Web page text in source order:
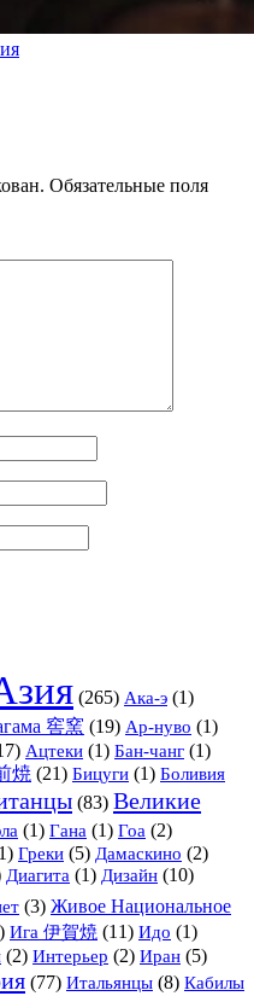
Обязательные поля
(265) Ака-э (1)
窖窯 (19) Ар-нуво (1)
Ацтеки (1) Бан-чанг (1)
焼 (21) Бицуги (1) Боливия
(83) Великие
(1) Гана (1) Гоа (2)
Греки (5) Дамаскино (2)
Диагита (1) Дизайн (10)
(3) Живое Национальное
Ига 伊賀焼 (11) Идо (1)
(2) Интерьер (2) Иран (5)
(77) Итальянцы (8) Кабилы